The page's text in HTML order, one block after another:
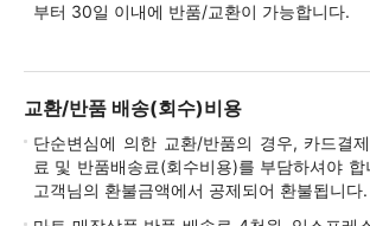
부터 30일 이내에 반품/교환이 가능합니다.
교환/반품 배송(회수)비용
단순변심에 의한 교환/반품의 경우, 카드결
료 및 반품배송료(회수비용)를 부담하셔야
고객님의 환불금액에서 공제되어 환불됩니다.